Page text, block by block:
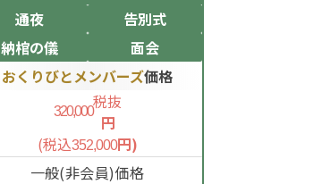
通夜
告別式
納棺の儀
面会
おくりびとメンバーズ価格
320,000税抜
円
(税込352,000円)
一般(非会員)価格